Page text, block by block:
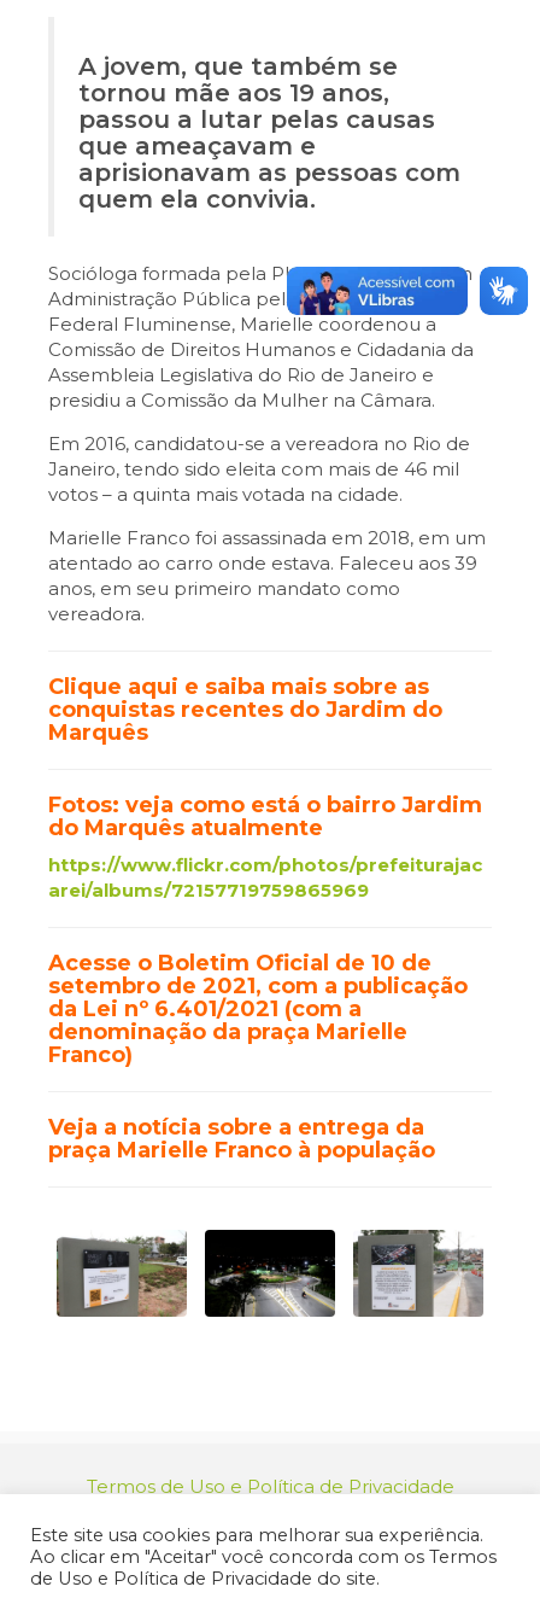
A jovem, que também se
tornou mãe aos 19 anos,
passou a lutar pelas causas
que ameaçavam e
aprisionavam as pessoas com
quem ela convivia.
Socióloga formada pela PUC-Rio e Mestre em
Administração Pública pela Universidade
Federal Fluminense, Marielle coordenou a
Comissão de Direitos Humanos e Cidadania da
Assembleia Legislativa do Rio de Janeiro e
presidiu a Comissão da Mulher na Câmara.
Em 2016, candidatou-se a vereadora no Rio de
Janeiro, tendo sido eleita com mais de 46 mil
votos – a quinta mais votada na cidade.
Marielle Franco foi assassinada em 2018, em um
atentado ao carro onde estava. Faleceu aos 39
anos, em seu primeiro mandato como
vereadora.
Clique aqui e saiba mais sobre as
conquistas recentes do Jardim do
Marquês
Fotos: veja como está o bairro Jardim
do Marquês atualmente
https://www.flickr.com/photos/prefeiturajac
arei/albums/72157719759865969
Acesse o Boletim Oficial de 10 de
setembro de 2021, com a publicação
da Lei nº 6.401/2021 (com a
denominação da praça Marielle
Franco)
Veja a notícia sobre a entrega da
praça Marielle Franco à população
Termos de Uso e Política de Privacidade
46.694.139/0001-83 | (12) 3955-9000
Endereço: Praça dos Três Poderes, 73 - Centro -
Jacareí/SP - CEP 12327-170
Este site usa cookies para melhorar sua experiência.
Ao clicar em "Aceitar" você concorda com os Termos
de Uso e Política de Privacidade do site.